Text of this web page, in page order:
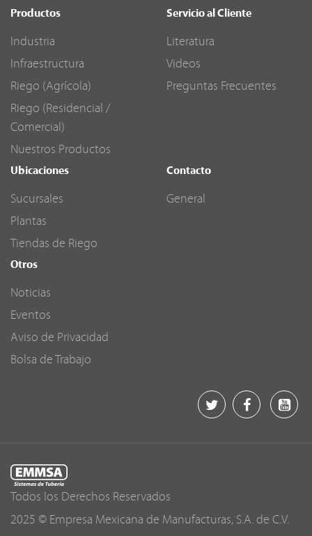
Productos
Industria
Infraestructura
Riego (Agrícola)
Riego (Residencial /
Comercial)
Nuestros Productos
Servicio al Cliente
Literatura
Videos
Preguntas Frecuentes
Ubicaciones
Sucursales
Plantas
Tiendas de Riego
Contacto
General
Otros
Noticias
Eventos
Aviso de Privacidad
Bolsa de Trabajo
Todos los Derechos Reservados
2025 © Empresa Mexicana de Manufacturas, S.A. de C.V.